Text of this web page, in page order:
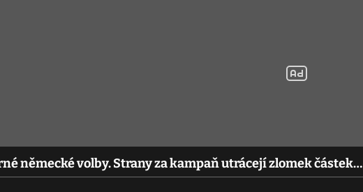
německé volby. Strany za kampaň utrácejí zlomek částek…